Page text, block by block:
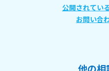
公開されてい
お問い合